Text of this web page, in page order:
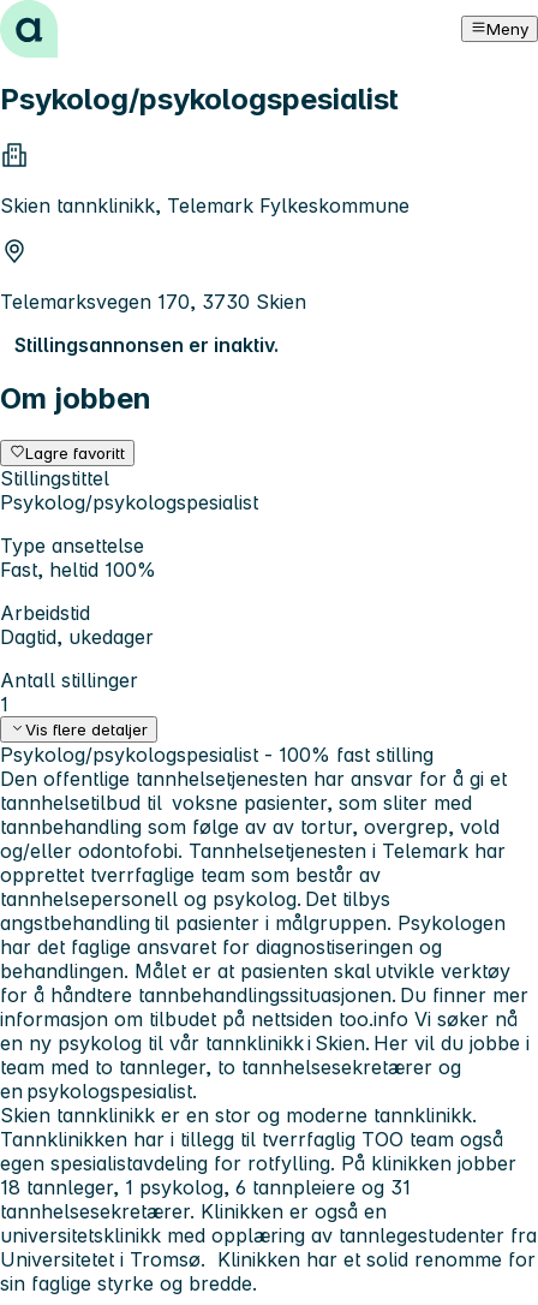
Hopp til innhold Meny
Psykolog/psykologspesialist
Skien tannklinikk, Telemark Fylkeskommune
Telemarksvegen 170, 3730 Skien
Stillingsannonsen er inaktiv.
Om jobben
Lagre favoritt
Stillingstittel
Psykolog/psykologspesialist
Type ansettelse
Fast, heltid 100%
Arbeidstid
Dagtid, ukedager
Antall stillinger
1
Vis flere detaljer
Psykolog/psykologspesialist - 100% fast stilling
Den offentlige tannhelsetjenesten har ansvar for å gi et
tannhelsetilbud til voksne pasienter, som sliter med
tannbehandling som følge av av tortur, overgrep, vold
og/eller odontofobi. Tannhelsetjenesten i Telemark har
opprettet tverrfaglige team som består av
tannhelsepersonell og psykolog. Det tilbys
angstbehandling til pasienter i målgruppen. Psykologen
har det faglige ansvaret for diagnostiseringen og
behandlingen. Målet er at pasienten skal utvikle verktøy
for å håndtere tannbehandlingssituasjonen. Du finner mer
informasjon om tilbudet på nettsiden too.info Vi søker nå
en ny psykolog til vår tannklinikk i Skien. Her vil du jobbe i
team med to tannleger, to tannhelsesekretærer og
en psykologspesialist.
Skien tannklinikk er en stor og moderne tannklinikk.
Tannklinikken har i tillegg til tverrfaglig TOO team også
egen spesialistavdeling for rotfylling. På klinikken jobber
18 tannleger, 1 psykolog, 6 tannpleiere og 31
tannhelsesekretærer. Klinikken er også en
universitetsklinikk med opplæring av tannlegestudenter fra
Universitetet i Tromsø. Klinikken har et solid renomme for
sin faglige styrke og bredde.